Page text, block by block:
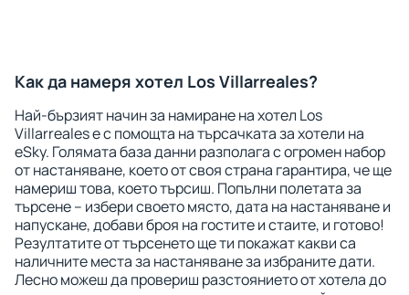
Как да намеря хотел Los Villarreales?
Най-бързият начин за намиране на хотел Los
Villarreales е с помощта на търсачката за хотели на
eSky. Голямата база данни разполага с огромен набор
от настаняване, което от своя страна гарантира, че ще
намериш това, което търсиш. Попълни полетата за
търсене – избери своето място, дата на настаняване и
напускане, добави броя на гостите и стаите, и готово!
Резултатите от търсенето ще ти покажат какви са
наличните места за настаняване за избраните дати.
Лесно можеш да провериш разстоянието от хотела до